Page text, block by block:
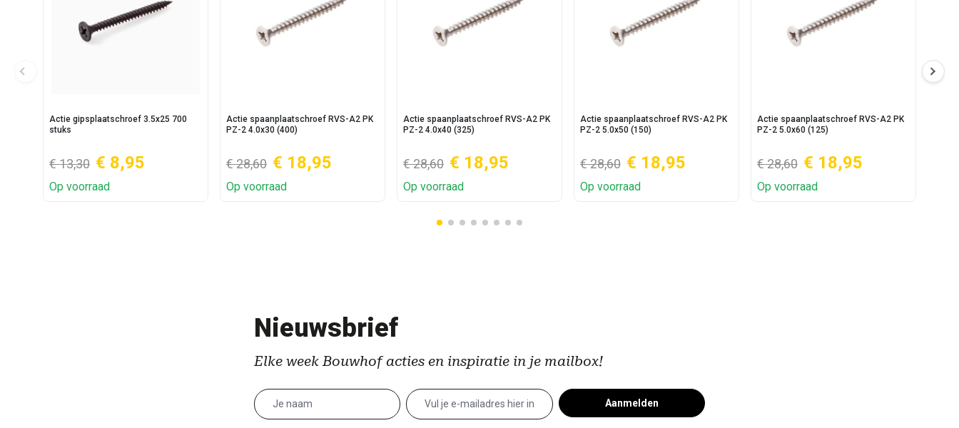
Actie gipsplaatschroef 3.5x25 700
stuks
€ 13,30 € 8,95
Op voorraad
Actie spaanplaatschroef RVS-A2 PK
PZ-2 4.0x30 (400)
€ 28,60 € 18,95
Op voorraad
Actie spaanplaatschroef RVS-A2 PK
PZ-2 4.0x40 (325)
€ 28,60 € 18,95
Op voorraad
Actie spaanplaatschroef RVS-A2 PK
PZ-2 5.0x50 (150)
€ 28,60 € 18,95
Op voorraad
Actie spaanplaatschroef RVS-A2 PK
PZ-2 5.0x60 (125)
€ 28,60 € 18,95
Op voorraad
Nieuwsbrief
Elke week Bouwhof acties en inspiratie in je mailbox!
Aanmelden